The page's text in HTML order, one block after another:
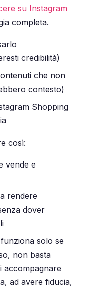
su Instagram
completa.
credibilità)
che non
contesto)
Shopping
così:
vende e
rendere
dover
solo se
non basta
accompagnare
ad avere fiducia,